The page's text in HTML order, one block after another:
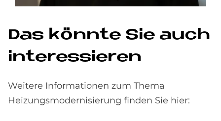
Das könn­te Sie auch
in­ter­es­sie­ren
Weitere Informationen zum Thema
Heizungsmodernisierung finden Sie hier: